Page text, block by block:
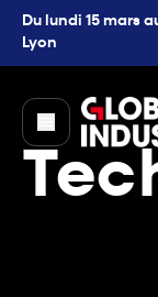
Du lundi 15 mars
Lyon